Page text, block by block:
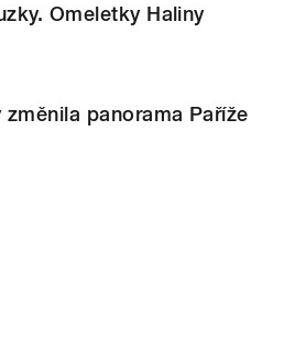
Omeletky Haliny
panorama Paříže